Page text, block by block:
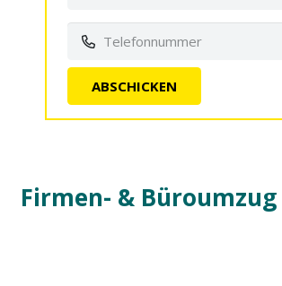
Firmen- & Büroumzug